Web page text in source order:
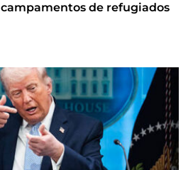
de refugiados